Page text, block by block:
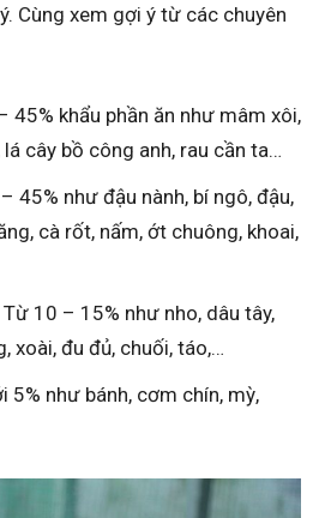
Cùng xem gợi ý từ các chuyên
45% khẩu phần ăn như mâm xôi,
cây bồ công anh, rau cần ta…
45% như đậu nành, bí ngô, đậu,
cà rốt, nấm, ớt chuông, khoai,
10 – 15% như nho, dâu tây,
xoài, đu đủ, chuối, táo,…
5% như bánh, cơm chín, mỳ,